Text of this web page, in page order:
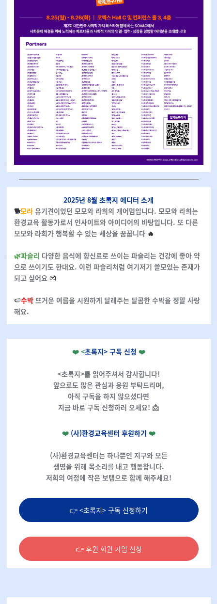
2025년 8월 초록지 에디터 소개
🐕모라 유기견이었던 모모와 라희의 개어멈입니다. 모모와 라희는
환경교육 활동가로서 인사이트와 아이디어의 바탕입니다. 또 다른
모모와 라희가 행복할 수 있는 세상을 꿈꿉니다 🔥
🌿파슬리 다양한 음식에 향신료로 쓰이는 파슬리는 건강에 좋아 약
으로 쓰이기도 한대요. 이런 파슬리처럼 여기저기 쓸모있는 존재가
되고 싶어요 💏
🍉수박 뜨거운 여름을 시원하게 달래주는 달콤한 수박을 정말 사랑
해요.
❤️ <초록지> 구독 신청 ❤️
<초록지>를 읽어주셔서 감사합니다!
앞으로도 많은 관심과 응원 부탁드리며,
아직 구독을 하지 않으셨다면
지금 바로 구독 신청하러 오세요! 📩
❤️ (사)환경교육센터 후원하기 ❤️
(사)환경교육센터는 하나뿐인 지구와 모든
생명을 위해 목소리를 내고 행동합니다.
저희의 여정에 작은 보탬으로 함께 해주세요!
👉 <초록지> 구독 신청하기
👉 후원 회원 가입 신청